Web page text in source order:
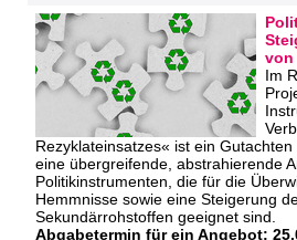
von
Im
Rezyklateinsatzes« ist ein
eine übergreifende, abstrahierende
Politikinstrumenten, die für die
Hemmnisse sowie eine Steigerung
Sekundärrohstoffen geeignet sind.
Abgabetermin für ein Angebot: